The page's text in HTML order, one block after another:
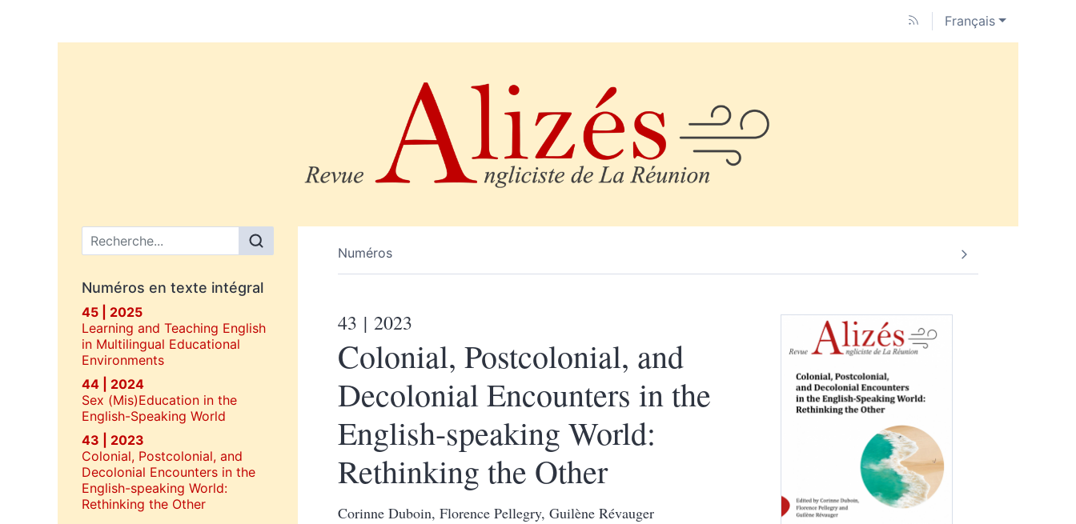
Français
Menu principal
Numéros en texte intégral
45 | 2025
Learning and Teaching English
in Multilingual Educational
Environments
44 | 2024
Sex (Mis)Education in the
English-Speaking World
43 | 2023
Colonial, Postcolonial, and
Decolonial Encounters in the
English-speaking World:
Rethinking the Other
Numéros
43 | 2023
Colonial, Postcolonial, and
Decolonial Encounters in the
English-speaking World:
Rethinking the Other
Corinne Duboin, Florence Pellegry, Guilène Révauger